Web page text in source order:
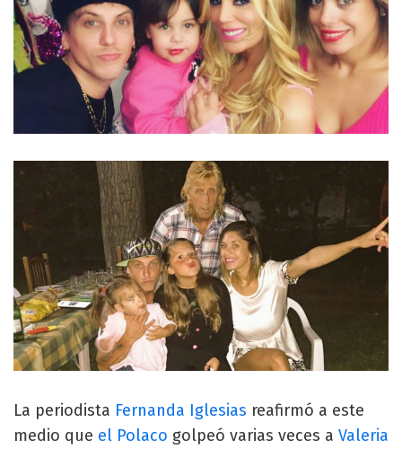
La periodista Fernanda Iglesias reafirmó a este
medio que el Polaco golpeó varias veces a Valeria